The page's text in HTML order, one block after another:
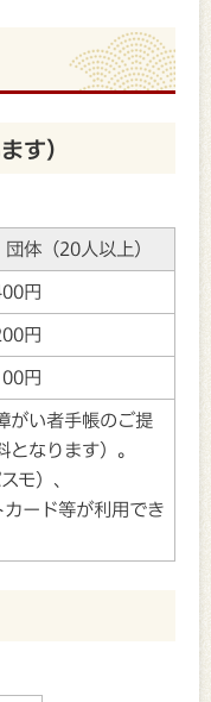
す）
団体（20人以上）
円
円
円
がい者手帳のご提
なります）。
モ）、
ード等が利用でき